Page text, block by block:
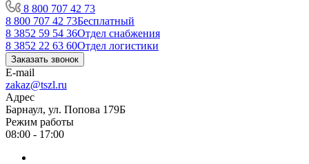
8 800 707 42 73
8 800 707 42 73Бесплатный
8 3852 59 54 36Отдел снабжения
8 3852 22 63 60Отдел логистики
Заказать звонок
E-mail
zakaz@tszl.ru
Адрес
Барнаул, ул. Попова 179Б
Режим работы
08:00 - 17:00